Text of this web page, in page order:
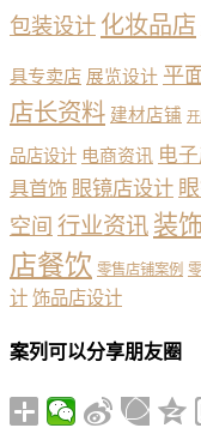
包装设计 化妆品店
具专卖店 展览设计 平
店长资料 建材店铺
品店设计 电商资讯 电
具首饰 眼镜店设计
空间 行业资讯 装
店餐饮 零售店铺案例
计 饰品店设计
案列可以分享朋友圈